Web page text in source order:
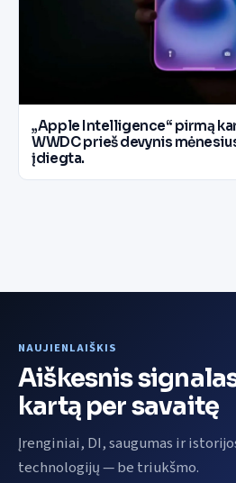
„Apple Intelligence“ pirmą
WWDC prieš devynis
įdiegta.
NAUJIENLAIŠKIS
Aiškesnis
kartą per savaitę
Įrenginiai, DI, saugumas ir
technologijų — be triukšmo.